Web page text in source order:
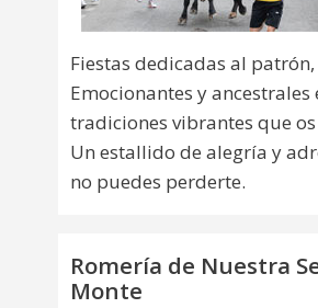
Fiestas dedicadas al patrón,
Emocionantes y ancestrales
tradiciones vibrantes que
Un estallido de alegría y
no puedes perderte.
Romería de Nuestra
Monte